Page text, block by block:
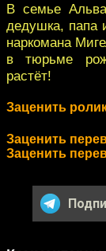
В семье
дедушка, папа
наркомана
в тюрьме
растёт!
Заценить
Заценить
Заценить